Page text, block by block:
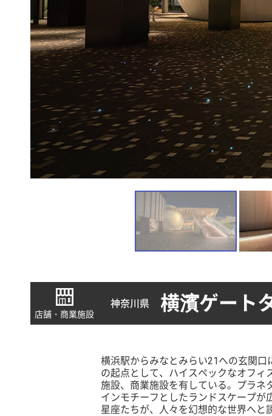
店舗・商業施設
神奈川県 横濱ゲート
横浜駅からみなとみらい21への玄関
の起点として、ハイスペックなオフ
施設、商業施設を有している。プラネ
インモチーフとしたランドスケープ
星座たちが、人々を幻想的な世界へと